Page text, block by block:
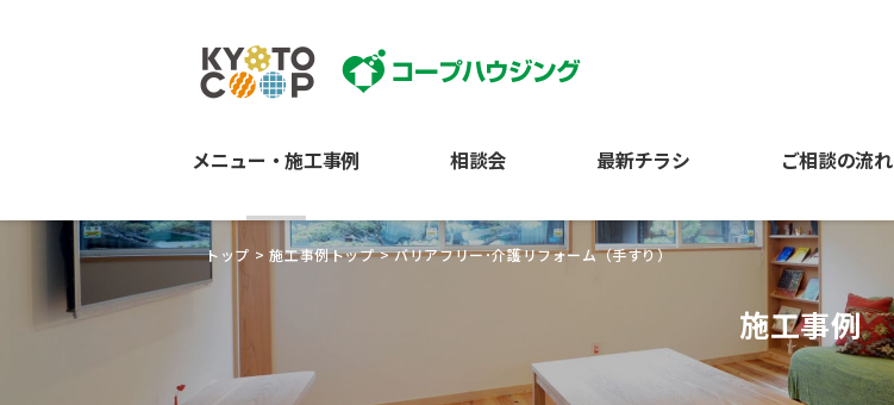
メニュー・施工事例 相談会 最新チラシ ご相談の流れ
トップ > 施工事例トップ > バリアフリー･介護リフォーム（手すり）
施工事例